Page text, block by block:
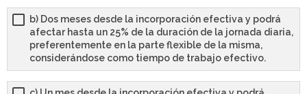
b) Dos meses desde la incorporación efectiva y podrá
afectar hasta un 25% de la duración de la jornada diaria,
preferentemente en la parte flexible de la misma,
considerándose como tiempo de trabajo efectivo.